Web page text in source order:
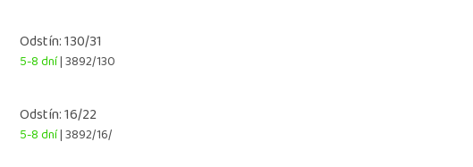
Odstín: 130/31
5-8 dní| 3892/130
Odstín: 16/22
5-8 dní| 3892/16/